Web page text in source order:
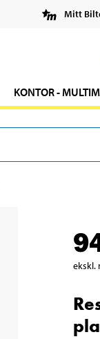
Mitt
KONTOR -
ekskl.